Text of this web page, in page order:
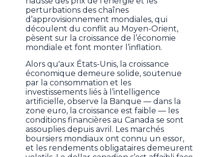
perturbations des chaînes
d’approvisionnement mondiales, qui
découlent du conflit au Moyen-Orient,
pèsent sur la croissance de l’économie
mondiale et font monter l’inflation.
Alors qu'aux États-Unis, la croissance
économique demeure solide, soutenue
par la consommation et les
investissements liés à l’intelligence
artificielle, observe la Banque — dans la
zone euro, la croissance est faible — les
conditions financières au Canada se sont
assouplies depuis avril. Les marchés
boursiers mondiaux ont connu un essor,
et les rendements obligataires demeurent